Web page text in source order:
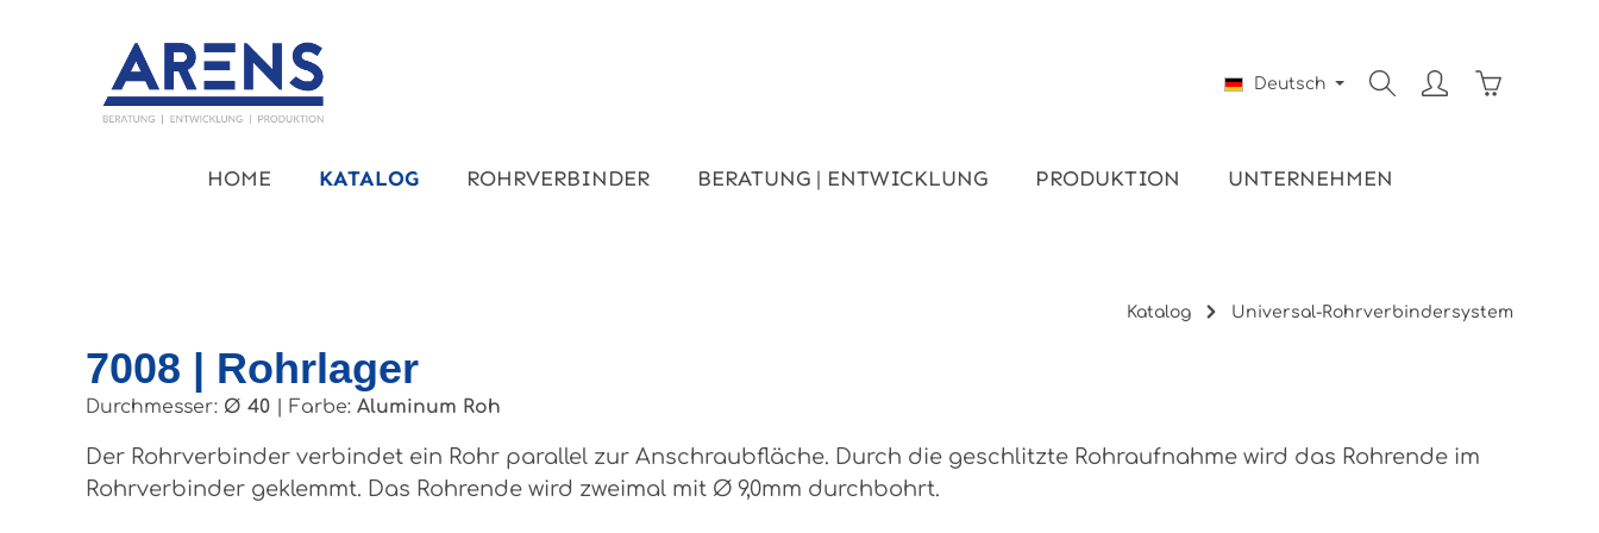
Hauptinhalt springen
Zur Hauptnavigation springen
Deutsch
HOME KATALOG ROHRVERBINDER BERATUNG | ENTWICKLUNG PRODUKTION UNTERNEHMEN
Katalog Universal-Rohrverbindersystem
7008 | Rohrlager
Durchmesser: Ø 40 Farbe: Aluminum Roh
Der Rohrverbinder verbindet ein Rohr parallel zur Anschraubfläche. Durch die geschlitzte Rohraufnahme wird das Rohrende im
Rohrverbinder geklemmt. Das Rohrende wird zweimal mit Ø 9,0mm durchbohrt.